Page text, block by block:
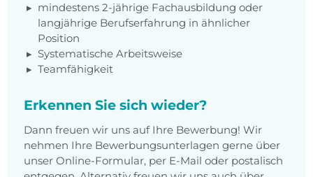
mindestens 2-jährige Fachausbildung oder
langjährige Berufserfahrung in ähnlicher
Position
Systematische Arbeitsweise
Teamfähigkeit
Erkennen Sie sich wieder?
Dann freuen wir uns auf Ihre Bewerbung! Wir
nehmen Ihre Bewerbungsunterlagen gerne über
unser Online-Formular, per E-Mail oder postalisch